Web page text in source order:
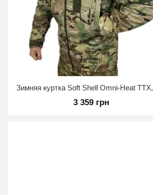
3 359 грн